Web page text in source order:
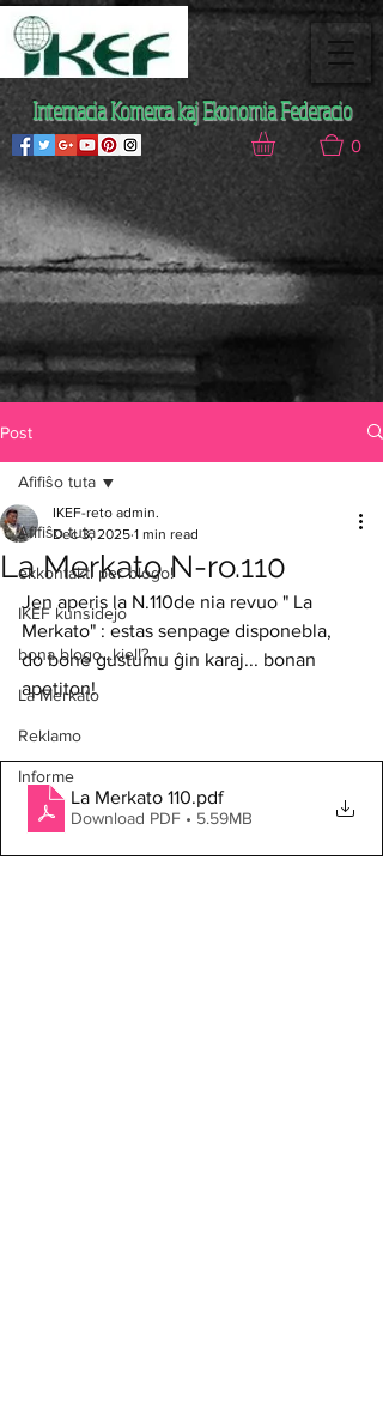
Internacia Komerca kaj Ekonomia Federacio
0
Post
Afifiŝo tuta
ekkontakti per blogo!
IKEF kunsidejo
bona blogo...kiel!?
La Merkato
Reklamo
Informe
Afifiŝo tuta
La Merkato N-ro.110
IKEF-reto admin.
Dec 3, 2025 1 min read
Jen aperis la N.110de nia revuo " La
Merkato" : estas senpage disponebla,
do bone gustumu ĝin karaj... bonan
apetiton!
La Merkato 110.pdf
Download PDF • 5.59MB